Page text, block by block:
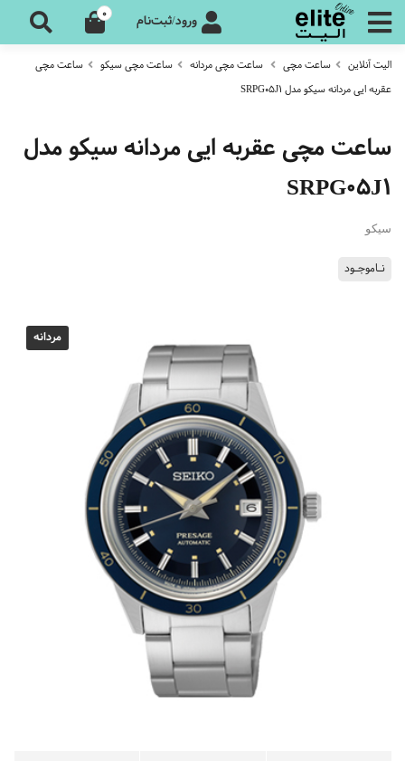
ورود/ثبت‌نام 0
الیت آنلاین ساعت مچی ساعت مچی مردانه ساعت مچی سیکو
ساعت مچی
عقربه ایی مردانه سیکو مدل SRPG05J1
ساعت مچی عقربه ایی مردانه سیکو مدل
SRPG05J1
سیکو
نـاموجـود
مردانه